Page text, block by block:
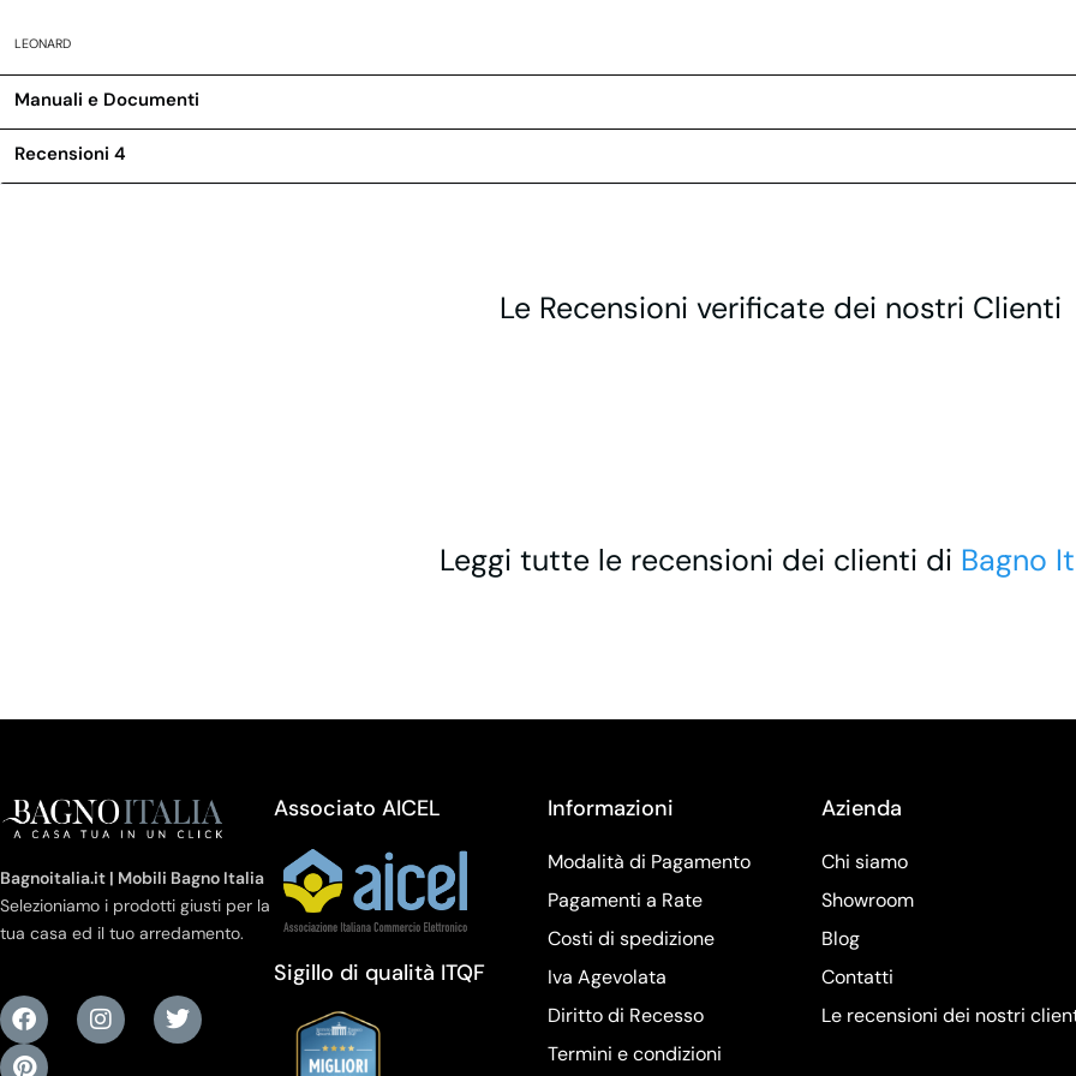
LEONARD
Manuali e Documenti
Recensioni 4
Le Recensioni verificate dei nostri Clienti
Leggi tutte le recensioni dei clienti di Bagno
Bagnoitalia.it | Mobili Bagno Italia
Selezioniamo i prodotti giusti per la
tua casa ed il tuo arredamento.
Associato AICEL
Sigillo di qualità ITQF
Informazioni
Modalità di Pagamento
Pagamenti a Rate
Costi di spedizione
Iva Agevolata
Diritto di Recesso
Termini e condizioni
Azienda
Chi siamo
Showroom
Blog
Contatti
Le recensioni dei nostri